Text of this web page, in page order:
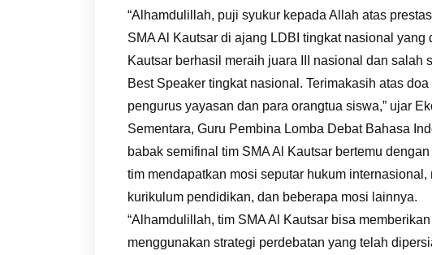
“Alhamdulillah, puji syukur kepada Allah atas
SMA Al Kautsar di ajang LDBI tingkat nasional yang
Kautsar berhasil meraih juara III nasional dan salah
Best Speaker tingkat nasional. Terimakasih atas
pengurus yayasan dan para orangtua siswa,” ujar
Sementara, Guru Pembina Lomba Debat Bahasa
babak semifinal tim SMA Al Kautsar bertemu
tim mendapatkan mosi seputar hukum
kurikulum pendidikan, dan beberapa mosi lainnya.
“Alhamdulillah, tim SMA Al Kautsar bisa
menggunakan strategi perdebatan yang telah